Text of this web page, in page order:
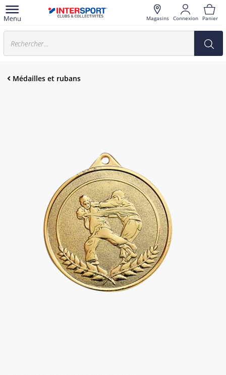
Magasins Connexion Panier
Médailles et rubans